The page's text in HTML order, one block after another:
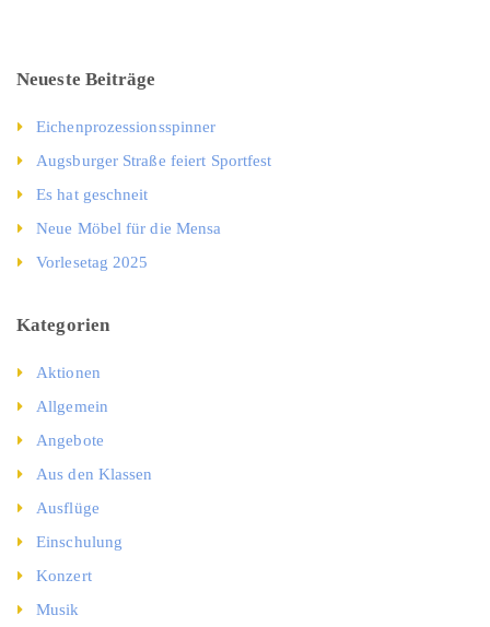
Neueste Beiträge
Eichenprozessionsspinner
Augsburger Straße feiert Sportfest
Es hat geschneit
Neue Möbel für die Mensa
Vorlesetag 2025
Kategorien
Aktionen
Allgemein
Angebote
Aus den Klassen
Ausflüge
Einschulung
Konzert
Musik